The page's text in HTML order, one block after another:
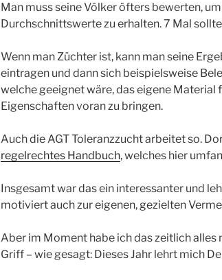
Man muss seine Völker öfters bewerten,
Durchschnittswerte zu erhalten. 7 Mal
Wenn man Züchter ist, kann man seine
eintragen und dann sich beispielsweise
welche geeignet wäre, das eigene Material
Eigenschaften voran zu bringen.
Auch die AGT Toleranzzucht arbeitet so.
regelrechtes Handbuch, welches hier
Insgesamt war das ein interessanter und
motiviert auch zur eigenen, gezielten
Aber im Moment habe ich das zeitlich alles
Griff – wie gesagt: Dieses Jahr lehrt mich